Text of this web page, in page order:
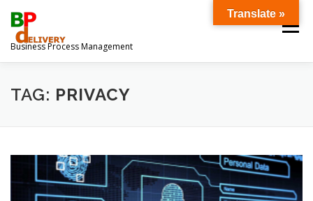
naar
inhoud
Business Process Management
Menu
OVER ONS DOWNLOADS
TAG: PRIVACY
Translate »